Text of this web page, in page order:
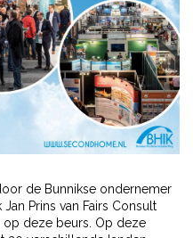
de Bunnikse ondernemer
Prins van Fairs Consult
op deze beurs. Op deze